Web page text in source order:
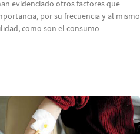
evidenciado otros factores que
por su frecuencia y al mismo
como son el consumo